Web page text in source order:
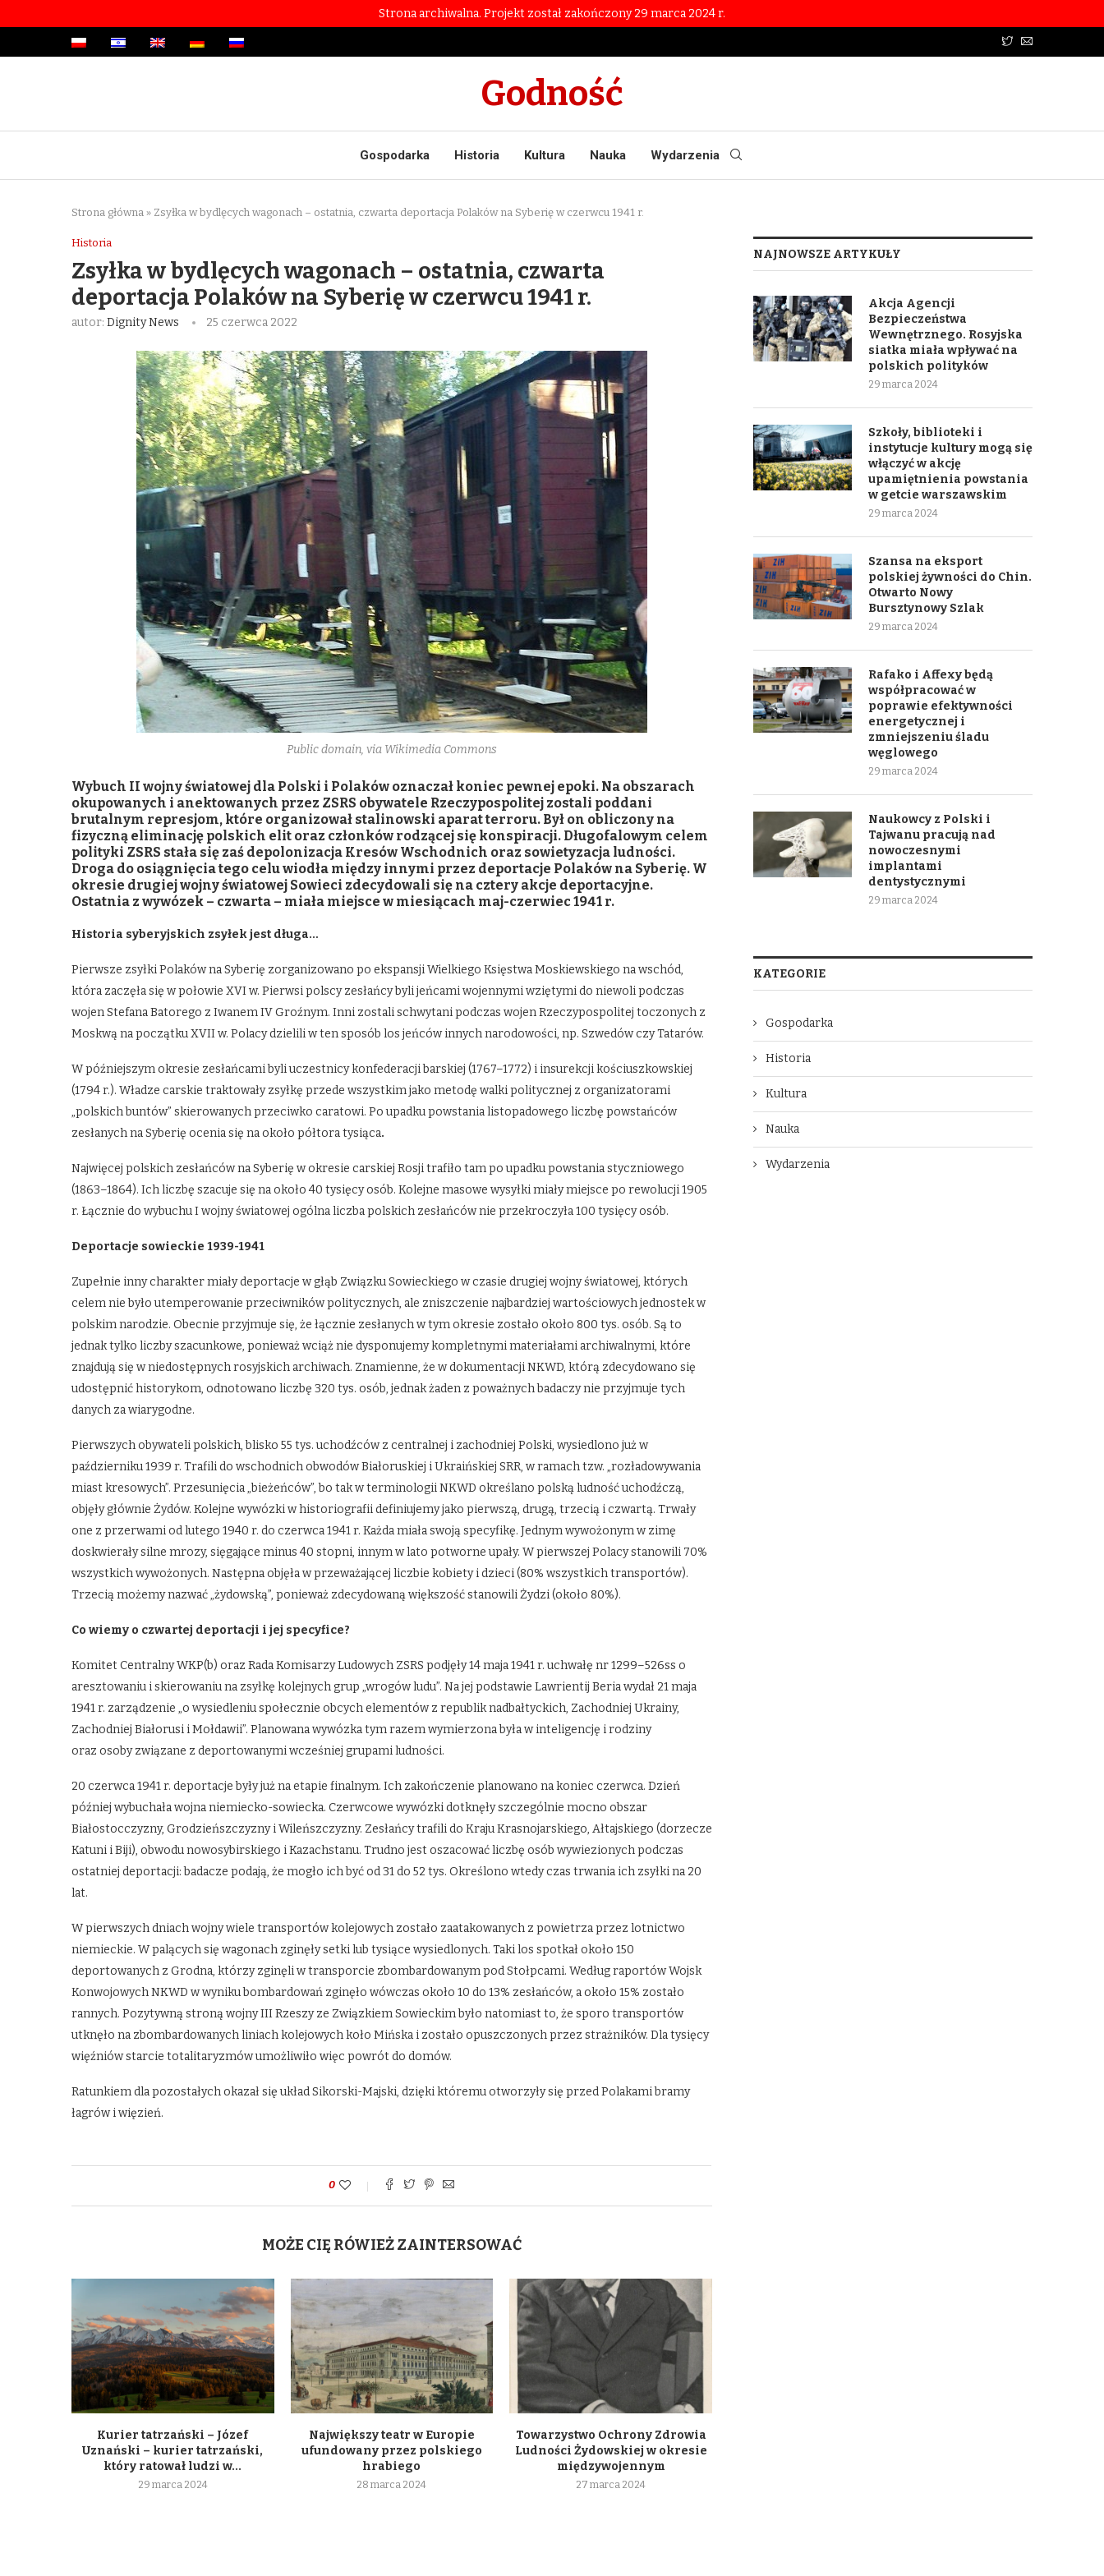
Strona archiwalna. Projekt został zakończony 29 marca 2024 r.
Godność
Gospodarka Historia Kultura Nauka Wydarzenia
Strona główna » Zsyłka w bydlęcych wagonach – ostatnia, czwarta deportacja Polaków na Syberię w czerwcu 1941 r.
Historia
Zsyłka w bydlęcych wagonach – ostatnia, czwarta
deportacja Polaków na Syberię w czerwcu 1941 r.
autor: Dignity News 25 czerwca 2022
Public domain, via Wikimedia Commons
Wybuch II wojny światowej dla Polski i Polaków oznaczał koniec pewnej epoki. Na obszarach
okupowanych i anektowanych przez ZSRS obywatele Rzeczypospolitej zostali poddani
brutalnym represjom, które organizował stalinowski aparat terroru. Był on obliczony na
fizyczną eliminację polskich elit oraz członków rodzącej się konspiracji. Długofalowym celem
polityki ZSRS stała się zaś depolonizacja Kresów Wschodnich oraz sowietyzacja ludności.
Droga do osiągnięcia tego celu wiodła między innymi przez deportacje Polaków na Syberię. W
okresie drugiej wojny światowej Sowieci zdecydowali się na cztery akcje deportacyjne.
Ostatnia z wywózek – czwarta – miała miejsce w miesiącach maj-czerwiec 1941 r.
Historia syberyjskich zsyłek jest długa…
Pierwsze zsyłki Polaków na Syberię zorganizowano po ekspansji Wielkiego Księstwa Moskiewskiego na wschód,
która zaczęła się w połowie XVI w. Pierwsi polscy zesłańcy byli jeńcami wojennymi wziętymi do niewoli podczas
wojen Stefana Batorego z Iwanem IV Groźnym. Inni zostali schwytani podczas wojen Rzeczypospolitej toczonych z
Moskwą na początku XVII w. Polacy dzielili w ten sposób los jeńców innych narodowości, np. Szwedów czy Tatarów.
W późniejszym okresie zesłańcami byli uczestnicy konfederacji barskiej (1767–1772) i insurekcji kościuszkowskiej
(1794 r.). Władze carskie traktowały zsyłkę przede wszystkim jako metodę walki politycznej z organizatorami
„polskich buntów” skierowanych przeciwko caratowi. Po upadku powstania listopadowego liczbę powstańców
zesłanych na Syberię ocenia się na około półtora tysiąca.
Najwięcej polskich zesłańców na Syberię w okresie carskiej Rosji trafiło tam po upadku powstania styczniowego
(1863–1864). Ich liczbę szacuje się na około 40 tysięcy osób. Kolejne masowe wysyłki miały miejsce po rewolucji 1905
r. Łącznie do wybuchu I wojny światowej ogólna liczba polskich zesłańców nie przekroczyła 100 tysięcy osób.
Deportacje sowieckie 1939-1941
Zupełnie inny charakter miały deportacje w głąb Związku Sowieckiego w czasie drugiej wojny światowej, których
celem nie było utemperowanie przeciwników politycznych, ale zniszczenie najbardziej wartościowych jednostek w
polskim narodzie. Obecnie przyjmuje się, że łącznie zesłanych w tym okresie zostało około 800 tys. osób. Są to
jednak tylko liczby szacunkowe, ponieważ wciąż nie dysponujemy kompletnymi materiałami archiwalnymi, które
znajdują się w niedostępnych rosyjskich archiwach. Znamienne, że w dokumentacji NKWD, którą zdecydowano się
udostępnić historykom, odnotowano liczbę 320 tys. osób, jednak żaden z poważnych badaczy nie przyjmuje tych
danych za wiarygodne.
Pierwszych obywateli polskich, blisko 55 tys. uchodźców z centralnej i zachodniej Polski, wysiedlono już w
październiku 1939 r. Trafili do wschodnich obwodów Białoruskiej i Ukraińskiej SRR, w ramach tzw. „rozładowywania
miast kresowych”. Przesunięcia „bieżeńców”, bo tak w terminologii NKWD określano polską ludność uchodźczą,
objęły głównie Żydów. Kolejne wywózki w historiografii definiujemy jako pierwszą, drugą, trzecią i czwartą. Trwały
one z przerwami od lutego 1940 r. do czerwca 1941 r. Każda miała swoją specyfikę. Jednym wywożonym w zimę
doskwierały silne mrozy, sięgające minus 40 stopni, innym w lato potworne upały. W pierwszej Polacy stanowili 70%
wszystkich wywożonych. Następna objęła w przeważającej liczbie kobiety i dzieci (80% wszystkich transportów).
Trzecią możemy nazwać „żydowską”, ponieważ zdecydowaną większość stanowili Żydzi (około 80%).
Co wiemy o czwartej deportacji i jej specyfice?
Komitet Centralny WKP(b) oraz Rada Komisarzy Ludowych ZSRS podjęły 14 maja 1941 r. uchwałę nr 1299–526ss o
aresztowaniu i skierowaniu na zsyłkę kolejnych grup „wrogów ludu”. Na jej podstawie Lawrientij Beria wydał 21 maja
1941 r. zarządzenie „o wysiedleniu społecznie obcych elementów z republik nadbałtyckich, Zachodniej Ukrainy,
Zachodniej Białorusi i Mołdawii”. Planowana wywózka tym razem wymierzona była w inteligencję i rodziny
oraz osoby związane z deportowanymi wcześniej grupami ludności.
20 czerwca 1941 r. deportacje były już na etapie finalnym. Ich zakończenie planowano na koniec czerwca. Dzień
później wybuchała wojna niemiecko-sowiecka. Czerwcowe wywózki dotknęły szczególnie mocno obszar
Białostocczyzny, Grodzieńszczyzny i Wileńszczyzny. Zesłańcy trafili do Kraju Krasnojarskiego, Ałtajskiego (dorzecze
Katuni i Biji), obwodu nowosybirskiego i Kazachstanu. Trudno jest oszacować liczbę osób wywiezionych podczas
ostatniej deportacji: badacze podają, że mogło ich być od 31 do 52 tys. Określono wtedy czas trwania ich zsyłki na 20
lat.
W pierwszych dniach wojny wiele transportów kolejowych zostało zaatakowanych z powietrza przez lotnictwo
niemieckie. W palących się wagonach zginęły setki lub tysiące wysiedlonych. Taki los spotkał około 150
deportowanych z Grodna, którzy zginęli w transporcie zbombardowanym pod Stołpcami. Według raportów Wojsk
Konwojowych NKWD w wyniku bombardowań zginęło wówczas około 10 do 13% zesłańców, a około 15% zostało
rannych. Pozytywną stroną wojny III Rzeszy ze Związkiem Sowieckim było natomiast to, że sporo transportów
utknęło na zbombardowanych liniach kolejowych koło Mińska i zostało opuszczonych przez strażników. Dla tysięcy
więźniów starcie totalitaryzmów umożliwiło więc powrót do domów.
Ratunkiem dla pozostałych okazał się układ Sikorski-Majski, dzięki któremu otworzyły się przed Polakami bramy
łagrów i więzień.
0
MOŻE CIĘ RÓWIEŻ ZAINTERSOWAĆ
Kurier tatrzański – Józef
Uznański – kurier tatrzański,
który ratował ludzi w...
29 marca 2024
Największy teatr w Europie
ufundowany przez polskiego
hrabiego
28 marca 2024
Towarzystwo Ochrony Zdrowia
Ludności Żydowskiej w okresie
międzywojennym
27 marca 2024
NAJNOWSZE ARTYKUŁY
Akcja Agencji
Bezpieczeństwa
Wewnętrznego. Rosyjska
siatka miała wpływać na
polskich polityków
29 marca 2024
Szkoły, biblioteki i
instytucje kultury mogą się
włączyć w akcję
upamiętnienia powstania
w getcie warszawskim
29 marca 2024
Szansa na eksport
polskiej żywności do Chin.
Otwarto Nowy
Bursztynowy Szlak
29 marca 2024
Rafako i Affexy będą
współpracować w
poprawie efektywności
energetycznej i
zmniejszeniu śladu
węglowego
29 marca 2024
Naukowcy z Polski i
Tajwanu pracują nad
nowoczesnymi
implantami
dentystycznymi
29 marca 2024
KATEGORIE
Gospodarka
Historia
Kultura
Nauka
Wydarzenia